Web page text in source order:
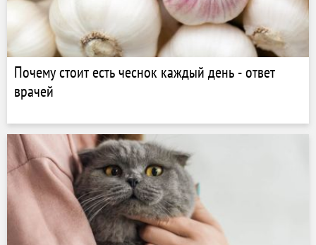
Почему стоит есть чеснок каждый день - ответ
врачей